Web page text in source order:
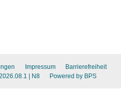
Impressum
Barrierefreiheit
| N8 Powered by BPS